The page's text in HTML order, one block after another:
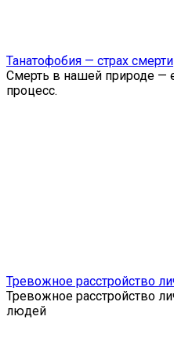
Танатофобия — страх смерти
Смерть в нашей природе —
процесс.
Тревожное расстройство
Тревожное расстройство
людей